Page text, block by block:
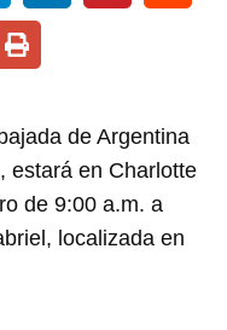
de Argentina
estará en Charlotte
de 9:00 a.m. a
localizada en